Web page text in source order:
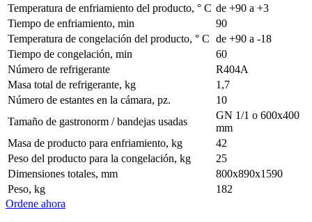
Temperatura de enfriamiento del producto, ° С de +90 a +3
Tiempo de enfriamiento, min
90
Temperatura de congelación del producto, ° С de +90 a -18
Tiempo de congelación, min
60
Número de refrigerante
R404A
Masa total de refrigerante, kg
1,7
Número de estantes en la cámara, pz.
10
Tamaño de gastronorm / bandejas usadas
GN 1/1 o 600х400
mm
Masa de producto para enfriamiento, kg
42
Peso del producto para la congelación, kg
25
Dimensiones totales, mm
800х890х1590
Peso, kg
182
Ordene ahora